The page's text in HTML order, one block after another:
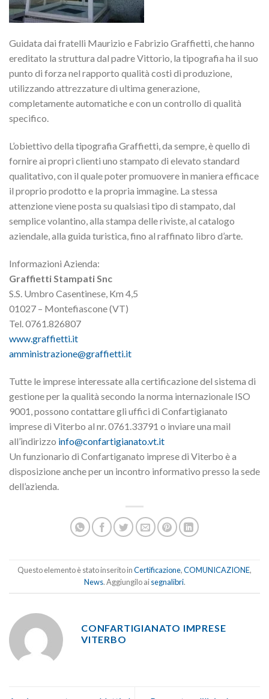
Guidata dai fratelli Maurizio e Fabrizio Graffietti, che hanno
ereditato la struttura dal padre Vittorio, la tipografia ha il suo
punto di forza nel rapporto qualità costi di produzione,
utilizzando attrezzature di ultima generazione,
completamente automatiche e con un controllo di qualità
specifico.
L’obiettivo della tipografia Graffietti, da sempre, è quello di
fornire ai propri clienti uno stampato di elevato standard
qualitativo, con il quale poter promuovere in maniera efficace
il proprio prodotto e la propria immagine. La stessa
attenzione viene posta su qualsiasi tipo di stampato, dal
semplice volantino, alla stampa delle riviste, al catalogo
aziendale, alla guida turistica, fino al raffinato libro d’arte.
Informazioni Azienda:
Graffietti Stampati Snc
S.S. Umbro Casentinese, Km 4,5
01027 – Montefiascone (VT)
Tel. 0761.826807
www.graffietti.it
amministrazione@graffietti.it
Tutte le imprese interessate alla certificazione del sistema di
gestione per la qualità secondo la norma internazionale ISO
9001, possono contattare gli uffici di Confartigianato
imprese di Viterbo al nr. 0761.33791 o inviare una mail
all’indirizzo info@confartigianato.vt.it
Un funzionario di Confartiganato imprese di Viterbo è a
disposizione anche per un incontro informativo presso la sede
dell’azienda.
Questo elemento è stato inserito inCertificazione,COMUNICAZIONE,
News. Aggiungilo aisegnalibri.
CONFARTIGIANATO IMPRESE
VITERBO